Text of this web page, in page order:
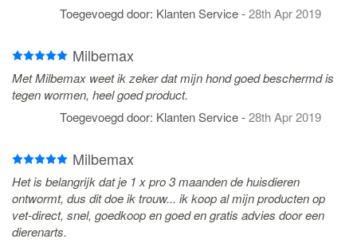
Toegevoegd door: Klanten Service-28th Apr 2019
Milbemax
Met Milbemax weet ik zeker dat mijn hond goed beschermd is
tegen wormen, heel goed product.
Toegevoegd door: Klanten Service-28th Apr 2019
Milbemax
Het is belangrijk dat je 1 x pro 3 maanden de huisdieren
ontwormt, dus dit doe ik trouw... ik koop al mijn producten op
vet-direct, snel, goedkoop en goed en gratis advies door een
dierenarts.